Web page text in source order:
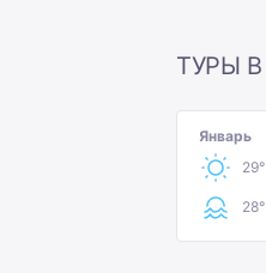
ТУРЫ В
Январь
29°
28°